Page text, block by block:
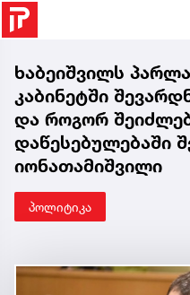
ხაბეიშვილს
კაბინეტში
და როგორ
დაწესებულებაში
იონათამიშვილი
პოლიტიკა